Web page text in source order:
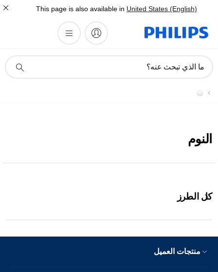
This page is also available in United States (English)
دعم
ما الذي تبحث عنه؟
النوم
كل الطرز
منتجات العميل